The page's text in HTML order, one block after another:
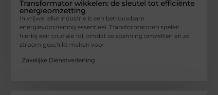
Transformator wikkelen: de sleutel tot efficiënte
energieomzetting
In vrijwel elke industrie is een betrouwbare
energievoorziening essentieel. Transformatoren spelen
hierbij een cruciale rol, omdat ze spanning omzetten en zo
stroom geschikt maken voor
Zakelijke Dienstverlening